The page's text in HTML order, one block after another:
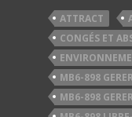
ATTRACT
CONGÉS ET
MB6-898
MB6-898